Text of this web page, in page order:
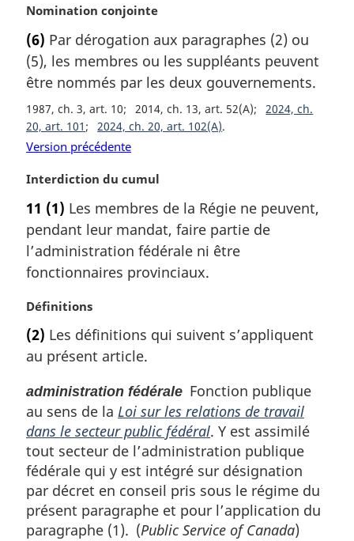
l
e
:
r
i
n
a
e
:
N
t
e
m
r
g
i
a
l
:
Nomination conjointe
(6) Par dérogation aux paragraphes (2) ou
(5), les membres ou les suppléants peuvent
être nommés par les deux gouvernements.
1987, ch. 3, art. 10 2014, ch. 13, art. 52(A)
2024, ch.
20, art. 101
2024, ch. 20, art. 102(A)
Version précédente
N
t
e
m
a
g
n
a
e
:
Interdiction du cumul
11 (1) Les membres de la Régie ne peuvent,
pendant leur mandat, faire partie de
l’administration fédérale ni être
fonctionnaires provinciaux.
N
t
e
a
r
g
i
n
a
l
e
:
Définitions
(2) Les définitions qui suivent s’appliquent
au présent article.
administration fédérale Fonction publique
au sens de la Loi sur les relations de travail
dans le secteur public fédéral. Y est assimilé
tout secteur de l’administration publique
fédérale qui y est intégré sur désignation
par décret en conseil pris sous le régime du
présent paragraphe et pour l’application du
paragraphe (1). (Public Service of Canada)